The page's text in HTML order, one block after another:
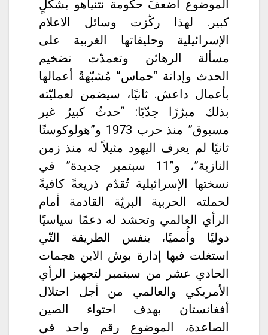
الموضوع أضعفَ حكومة نتنياهو بشكلٍ
كبير. لهذا ركّزت وسائل الاعلام
الإسرائيلية وحليفاتها الغربية على
مسألة الرهائن وتعمدّت تضخيم
الحدث وإدانة “حماس” مُشبّهةً أعمالها
بأعمال داعش. ثانيًا، سيضمن لعمليّته
بذلك مبرّرًا جدّيًا: “حدثٌ كبيرٌ غير
مسبوق” منذ حرب 1973 و”هولوكوستًا
ثانيًا لم يعرف اليهود مثيلاً له منذ زمن
النازية”، و”11 سبتمبر جديدة” في
نسختها الإسرائيلية تُقدّم ذريعةً كافيةً
لحملته الحربية البريّة القادمة أمام
الرأي العالمي وتحشد له دعمًا سياسيًا
دوليًا وأُمميًا، بنفس الطريقة التّي
استغلت فيها إدارة بوش الابن هجمات
الحادي عشر من سبتمبر لتجهيز الرأي
الأمريكي والعالمي من أجل احتلال
أفغانستان بهدف احتواء الصين
الصاعدة، الموضوع رقم واحد في